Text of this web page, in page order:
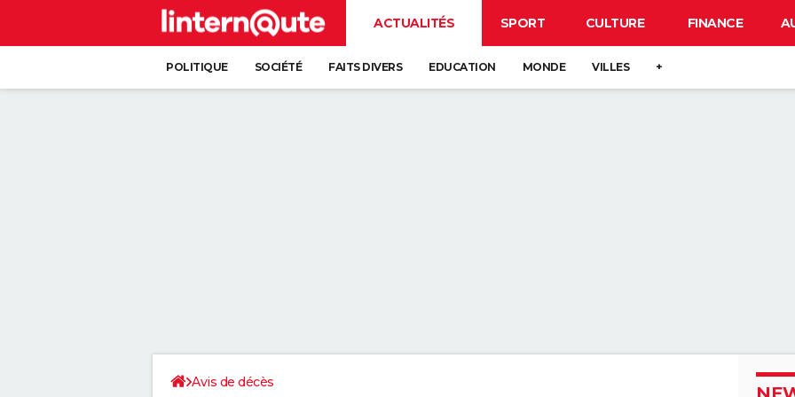
ACTUALITÉS SPORT CULTURE FINANCE
POLITIQUE SOCIÉTÉ FAITS DIVERS EDUCATION MONDE VILLES +
Avis de décès